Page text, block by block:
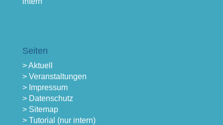
Seiten
> Aktuell
> Veranstaltungen
> Impressum
> Datenschutz
> Sitemap
> Tutorial (nur intern)